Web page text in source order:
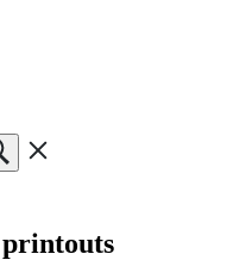
printouts